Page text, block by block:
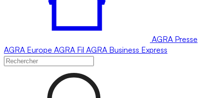
AGRA Presse
AGRA Europe AGRA Fil AGRA Business Express